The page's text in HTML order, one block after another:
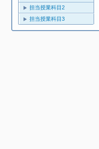
担当授業科目2
担当授業科目3